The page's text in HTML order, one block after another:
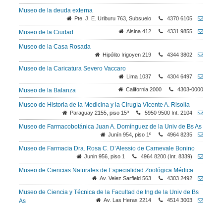
Museo de la deuda externa
Pte. J. E. Uriburu 763, Subsuelo 4370 6105
Museo de la Ciudad Alsina 412 4331 9855
Museo de la Casa Rosada
Hipólito Irigoyen 219 4344 3802
Museo de la Caricatura Severo Vaccaro
Lima 1037 4304 6497
Museo de la Balanza California 2000 4303-0000
Museo de Historia de la Medicina y la Cirugía Vicente A. Risolía
Paraguay 2155, piso 15º 5950 9500 Int. 2104
Museo de Farmacobotánica Juan A. Domínguez de la Univ de Bs As
Junín 954, piso 1º 4964 8235
Museo de Farmacia Dra. Rosa C. D’Alessio de Carnevale Bonino
Junin 956, piso 1 4964 8200 (Int. 8339)
Museo de Ciencias Naturales de Especialidad Zoológica Médica
Av. Velez Sarfield 563 4303 2492
Museo de Ciencia y Técnica de la Facultad de Ing de la Univ de Bs
As
Av. Las Heras 2214 4514 3003